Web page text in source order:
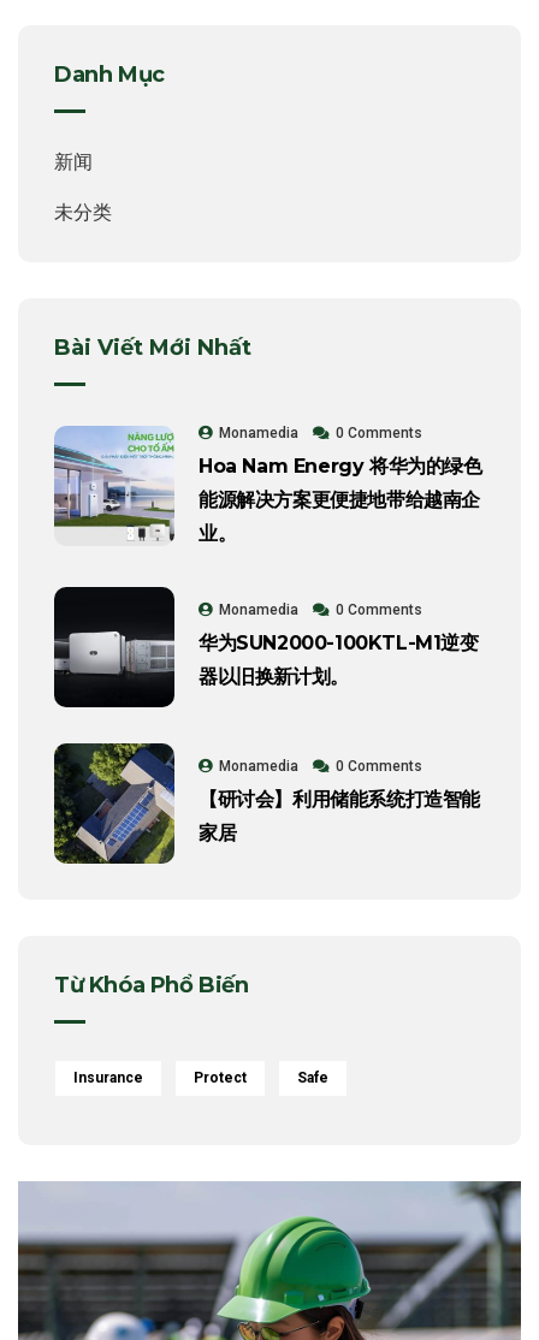
Danh Mục
新闻
未分类
Bài Viết Mới Nhất
Monamedia 0 Comments
Hoa Nam Energy 将华为的绿色
能源解决方案更便捷地带给越南企
业。
Monamedia 0 Comments
华为SUN2000-100KTL-M1逆变
器以旧换新计划。
Monamedia 0 Comments
【研讨会】利用储能系统打造智能
家居
Từ Khóa Phổ Biến
Insurance Protect Safe